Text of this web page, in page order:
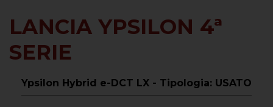
LANCIA YPSILON 4ª
SERIE
Ypsilon Hybrid e-DCT LX - Tipologia: USATO